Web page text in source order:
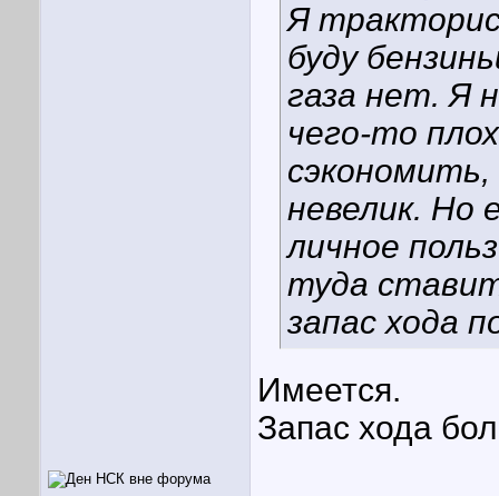
Я
буду
газа нет. Я
чего-то
невелик. Но
личное
туда
запас хода
Имеется.
Запас хода